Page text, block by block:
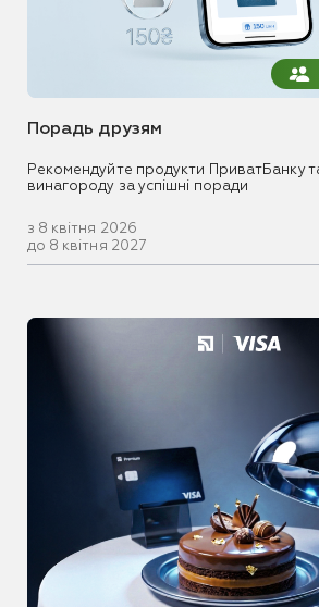
Порадь друзям
Рекомендуйте продукти ПриватБанку
винагороду за успішні поради
з 8 квітня 2026
до 8 квітня 2027